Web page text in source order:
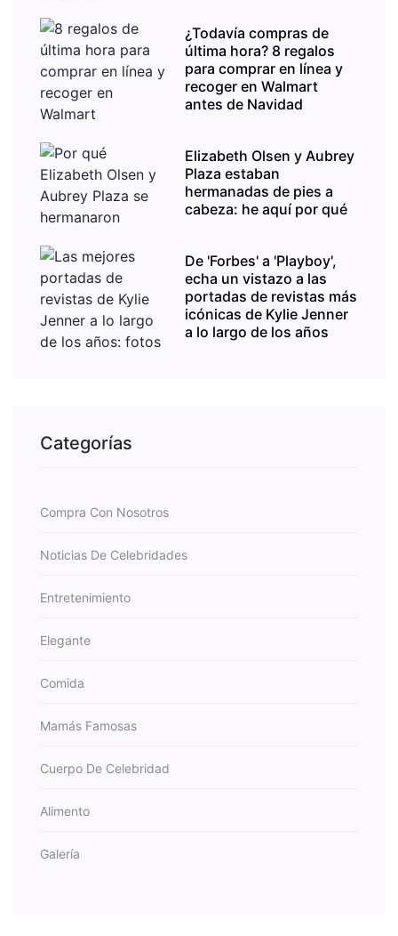
¿Todavía compras de
última hora? 8 regalos
para comprar en línea y
recoger en Walmart
antes de Navidad
Elizabeth Olsen y Aubrey
Plaza estaban
hermanadas de pies a
cabeza: he aquí por qué
De 'Forbes' a 'Playboy',
echa un vistazo a las
portadas de revistas más
icónicas de Kylie Jenner
a lo largo de los años
Categorías
Compra Con Nosotros
Noticias De Celebridades
Entretenimiento
Elegante
Comida
Mamás Famosas
Cuerpo De Celebridad
Alimento
Galería